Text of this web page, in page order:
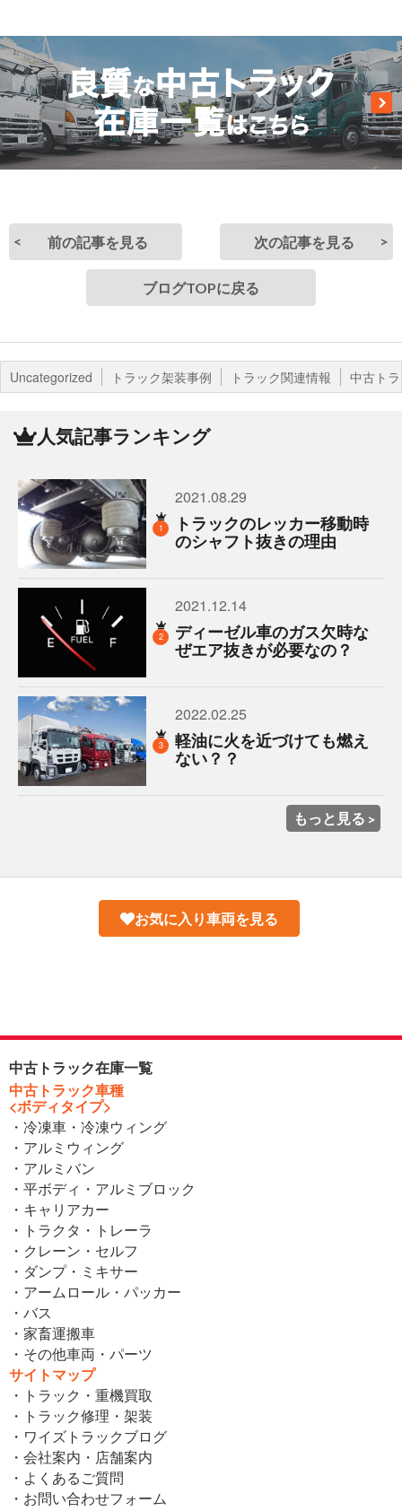
前の記事を見る 次の記事を見る
ブログTOPに戻る
Uncategorized トラック架装事例 トラック関連情報 中古ト
人気記事ランキング
1
2021.08.29
トラックのレッカー移動時
のシャフト抜きの理由
2
2021.12.14
ディーゼル車のガス欠時な
ぜエア抜きが必要なの？
3
2022.02.25
軽油に火を近づけても燃え
ない？？
もっと見る
お気に入り車両を見る
中古トラック在庫一覧
中古トラック車種
<ボディタイプ>
・冷凍車・冷凍ウィング
・アルミウィング
・アルミバン
・平ボディ・アルミブロック
・キャリアカー
・トラクタ・トレーラ
・クレーン・セルフ
・ダンプ・ミキサー
・アームロール・パッカー
・バス
・家畜運搬車
・その他車両・パーツ
サイトマップ
・トラック・重機買取
・トラック修理・架装
・ワイズトラックブログ
・会社案内・店舗案内
・よくあるご質問
・お問い合わせフォーム